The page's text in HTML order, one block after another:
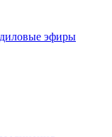
эфиры